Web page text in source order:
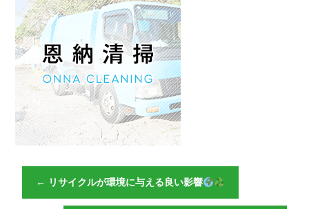
← リサイクルが環境に与える良い影響